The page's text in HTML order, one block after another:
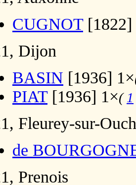
CUGNOT[1822]
Dijon
BASIN [1936] 1×
PIAT[1936] 1×(1
Fleurey-sur-
de
Prenois